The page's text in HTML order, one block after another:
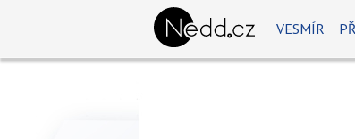
VESMÍR